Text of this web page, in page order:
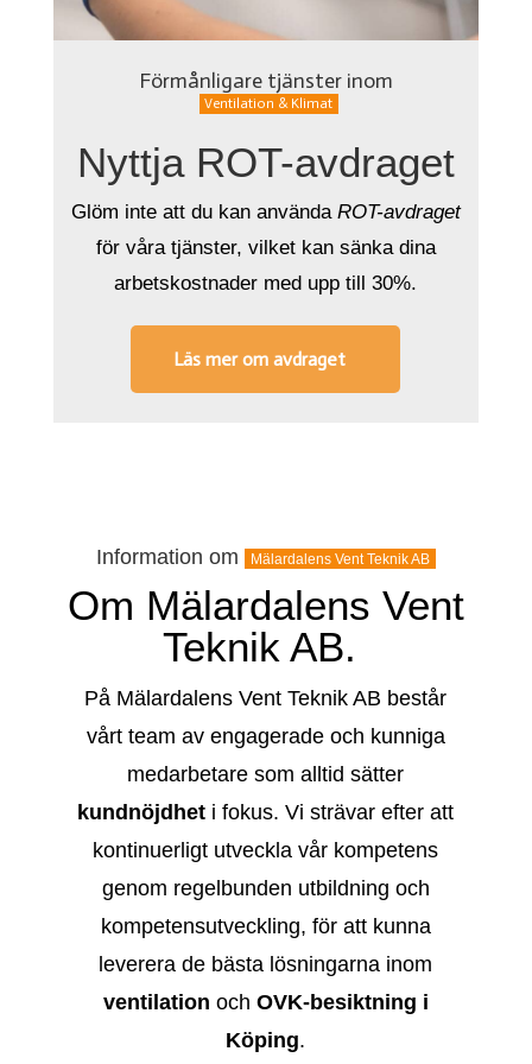
Förmånligare tjänster inom
Ventilation & Klimat
Nyttja ROT-avdraget
Glöm inte att du kan använda ROT-avdraget
för våra tjänster, vilket kan sänka dina
arbetskostnader med upp till 30%.
Läs mer om avdraget
Information om Mälardalens Vent Teknik AB
Om Mälardalens Vent
Teknik AB.
På Mälardalens Vent Teknik AB består
vårt team av engagerade och kunniga
medarbetare som alltid sätter
kundnöjdhet i fokus. Vi strävar efter att
kontinuerligt utveckla vår kompetens
genom regelbunden utbildning och
kompetensutveckling, för att kunna
leverera de bästa lösningarna inom
ventilation och OVK-besiktning i
Köping.